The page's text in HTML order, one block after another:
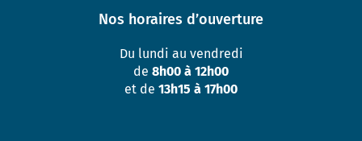
Nos horaires d’ouverture
Du lundi au vendredi
de 8h00 à 12h00
et de 13h15 à 17h00